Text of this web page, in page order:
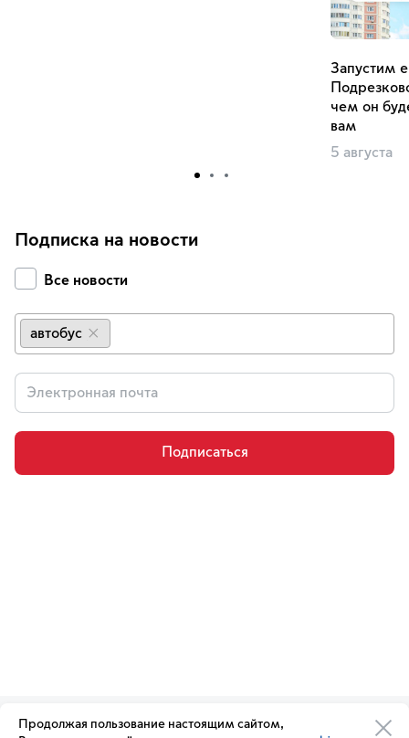
Запустим
чем он
вам
5 августа
Подписка на новости
Все новости
автобус
Подписаться
Организации транспортного
Обратная связь
Продолжая пользование настоящим сайтом,